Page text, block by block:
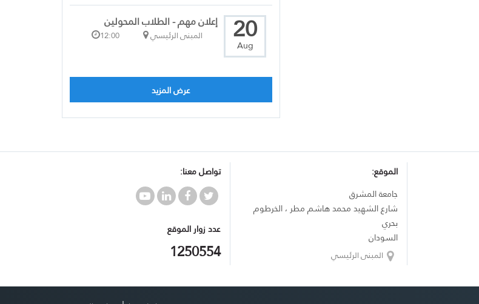
20
Aug
إعلان مهم - الطلاب المحولين
المبنى الرئيسي 12:00
عرض المزيد
تواصل معنا:
عدد زوار الموقع
1250554
الموقع:
جامعة المشرق
شارع الشهيد محمد هاشم مطر ، الخرطوم
بحري
السودان
المبنى الرئيسي